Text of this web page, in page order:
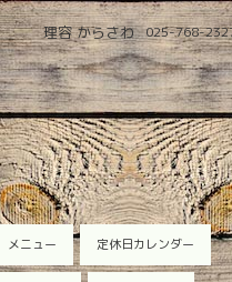
025-768-
理容 からさわ
メニュー 定休日カレンダー